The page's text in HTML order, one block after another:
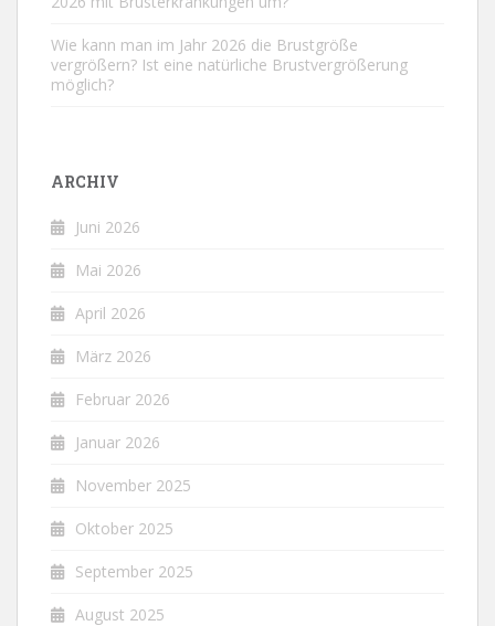
Wie kann man im Jahr 2026 die Brustgröße
vergrößern? Ist eine natürliche Brustvergrößerung
möglich?
ARCHIV
Juni 2026
Mai 2026
April 2026
März 2026
Februar 2026
Januar 2026
November 2025
Oktober 2025
September 2025
August 2025